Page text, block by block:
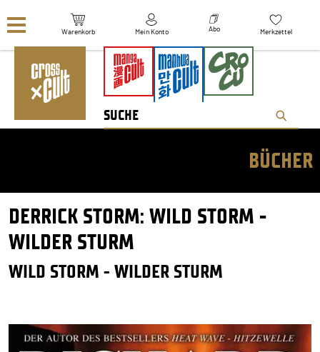
Warenkorb Mein Konto Abo Merkzettel
BÜCHER
DERRICK STORM: WILD STORM -
WILDER STURM
WILD STORM - WILDER STURM